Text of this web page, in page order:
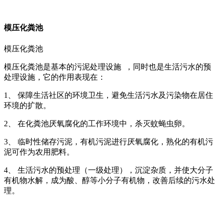
模压化粪池
模压化粪池
模压化粪池是基本的污泥处理设施 ，同时也是生活污水的预
处理设施，它的作用表现在：
1、 保障生活社区的环境卫生，避免生活污水及污染物在居住
环境的扩散。
2、 在化粪池厌氧腐化的工作环境中，杀灭蚊蝇虫卵。
3、 临时性储存污泥，有机污泥进行厌氧腐化，熟化的有机污
泥可作为农用肥料。
4、 生活污水的预处理（一级处理），沉淀杂质，并使大分子
有机物水解，成为酸、醇等小分子有机物，改善后续的污水处
理。